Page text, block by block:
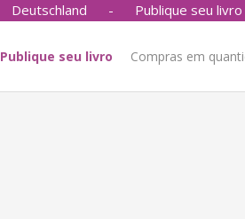
Deutschland - Publique seu livro
Publique seu livro Compras em